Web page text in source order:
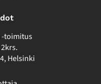
-toimitus
Helsinki